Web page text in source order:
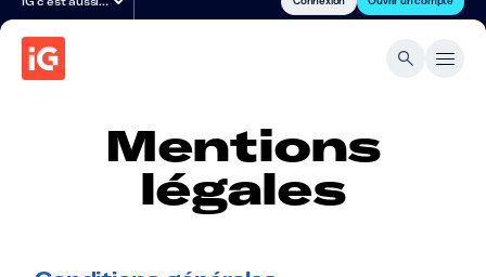
Mentions
légales